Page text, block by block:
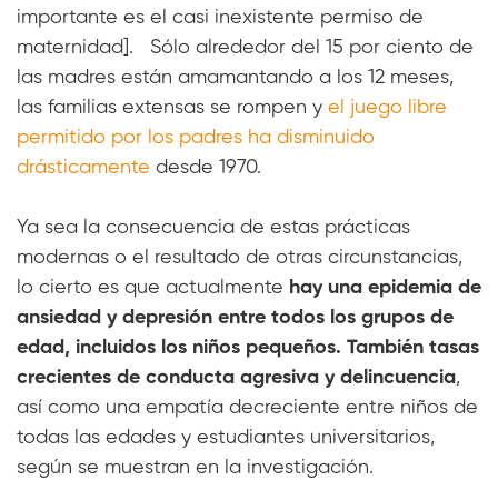
importante es el casi inexistente permiso de
maternidad]. Sólo alrededor del 15 por ciento de
las madres están amamantando a los 12 meses,
las familias extensas se rompen y el juego libre
permitido por los padres ha disminuido
drásticamente desde 1970.
Ya sea la consecuencia de estas prácticas
modernas o el resultado de otras circunstancias,
lo cierto es que actualmente hay una epidemia de
ansiedad y depresión entre todos los grupos de
edad, incluidos los niños pequeños. También tasas
crecientes de conducta agresiva y delincuencia,
así como una empatía decreciente entre niños de
todas las edades y estudiantes universitarios,
según se muestran en la investigación.